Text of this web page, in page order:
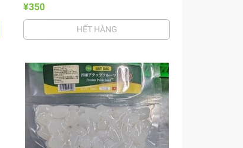
¥350
HẾT HÀNG